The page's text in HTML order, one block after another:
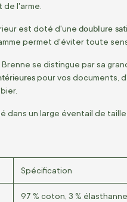
l'arme.
est doté d'une doublure
permet d'éviter toute
Brenne se distingue par sa
pour vos documents,
dans un large éventail de
Spécification
97 % coton, 3 % élasthanne